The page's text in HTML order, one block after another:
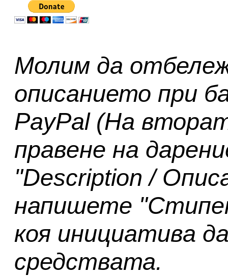
Молим да
описанието при
PayPal (На
правене на
"Description /
напишете
коя инициатива
средствата.